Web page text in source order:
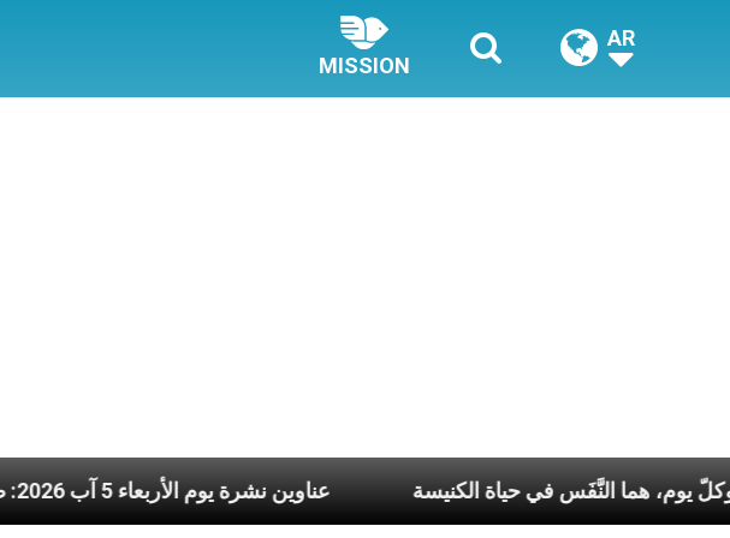
MISSION
AR
عناوين نشرة يوم الأربعاء 5 آب 2026: صلاة الكنيسة كلّ أسبوع وكلّ يوم، هما النَّفَس في حياة الكنيسة